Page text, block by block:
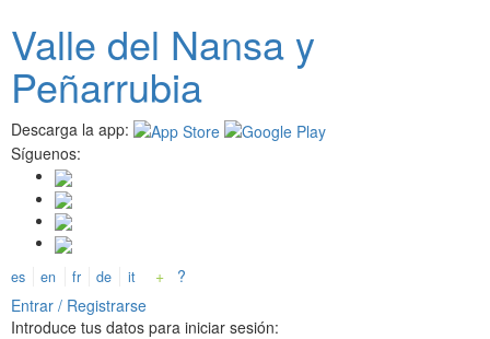
contenido
principal
Valle del Nansay
Peñarrubia
Descarga la app:
Síguenos:
es en fr de it +
?
Entrar / Registrarse
Introduce tus datos para iniciar sesión: